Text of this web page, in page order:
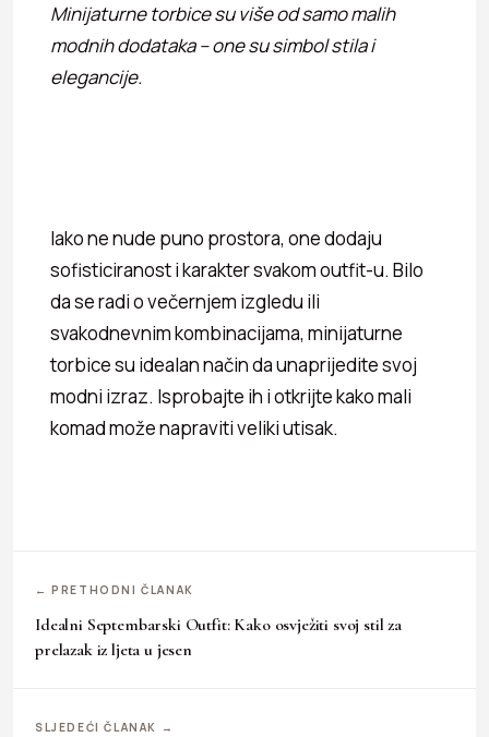
Minijaturne torbice su više od samo malih
modnih dodataka – one su simbol stila i
elegancije.
Iako ne nude puno prostora, one dodaju
sofisticiranost i karakter svakom outfit-u. Bilo
da se radi o večernjem izgledu ili
svakodnevnim kombinacijama, minijaturne
torbice su idealan način da unaprijedite svoj
modni izraz. Isprobajte ih i otkrijte kako mali
komad može napraviti veliki utisak.
← PRETHODNI ČLANAK
Idealni Septembarski Outfit: Kako osvježiti svoj stil za
prelazak iz ljeta u jesen
SLJEDEĆI ČLANAK →